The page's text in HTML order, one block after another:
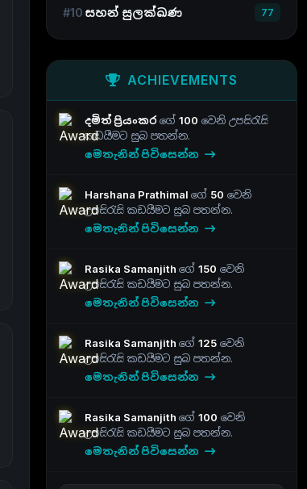
#10 සහන් සුලක්ඛණ 77
ACHIEVEMENTS
දමිත් ප්‍රියංකරගේ 100 වෙනි උපසිරැසි
කඩයීමට සුබ පතන්න.
මෙතැනින් පිවිසෙන්න
Harshana Prathimal ගේ 50 වෙනි
උපසිරැසි කඩයීමට සුබ පතන්න.
මෙතැනින් පිවිසෙන්න
Rasika Samanjith ගේ 150 වෙනි
උපසිරැසි කඩයීමට සුබ පතන්න.
මෙතැනින් පිවිසෙන්න
Rasika Samanjith ගේ 125 වෙනි
උපසිරැසි කඩයීමට සුබ පතන්න.
මෙතැනින් පිවිසෙන්න
Rasika Samanjith ගේ 100 වෙනි
උපසිරැසි කඩයීමට සුබ පතන්න.
මෙතැනින් පිවිසෙන්න